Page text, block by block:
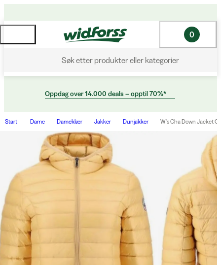
Søk etter produkter eller kategorier
0
Oppdag over 14.000 deals – opptil 70%*
Start Dame Dameklær Jakker Dunjakker W's Cha Down Jacket